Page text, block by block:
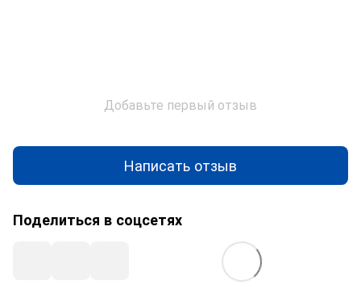
Добавьте первый отзыв
Написать отзыв
Поделиться в соцсетях